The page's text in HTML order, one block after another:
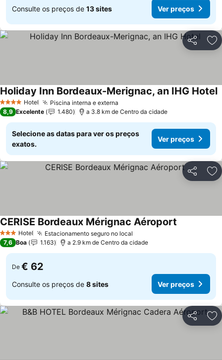
Consulte os preços de 13 sites Ver preços
Partilhar
4 EstrelasHotel Piscina interna e externa
Holiday Inn Bordeaux-Merignac, an IHG Hotel
8,9 Excelente 1.480 a 3.8 km de Centro da cidade
Selecione as datas para ver os preços
exatos.
Ver preços
Partilhar
3 EstrelasHotel Estacionamento seguro no local
CERISE Bordeaux Mérignac Aéroport
7,6 Boa 1.163 a 2.9 km de Centro da cidade
De € 62
Consulte os preços de 8 sites Ver preços
Partilhar